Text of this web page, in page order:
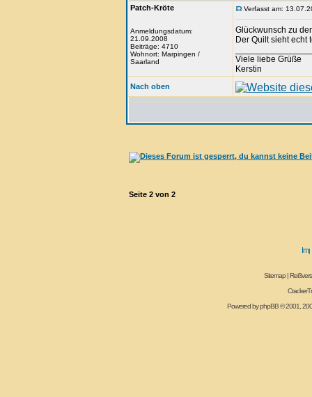
Patch-Kröte
Anmeldungsdatum:
21.09.2008
Beiträge: 4710
Wohnort: Marpingen /
Saarland
Verfasst am:
Glückwunsch zu
Der Quilt sieht echt
Viele liebe Grüße
Kerstin
Nach oben
Seite 2 von 2
Sitemap|
Powered byphpBB© 2001,